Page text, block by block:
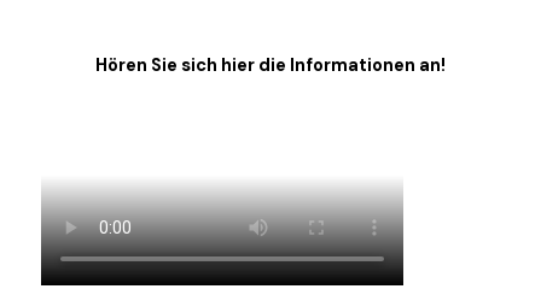
Hören Sie sich hier die Informationen an!